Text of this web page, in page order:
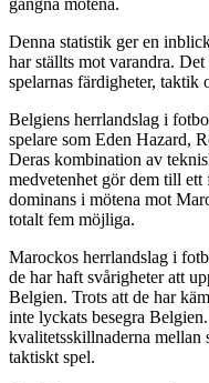
Denna statistik ger en
har ställts mot varandra.
spelarnas färdigheter, taktik
Belgiens herrlandslag i
spelare som Eden Hazard,
Deras kombination av
medvetenhet gör dem till
dominans i mötena mot
totalt fem möjliga.
Marockos herrlandslag i
de har haft svårigheter att
Belgien. Trots att de har
inte lyckats besegra
kvalitetsskillnaderna mellan
taktiskt spel.